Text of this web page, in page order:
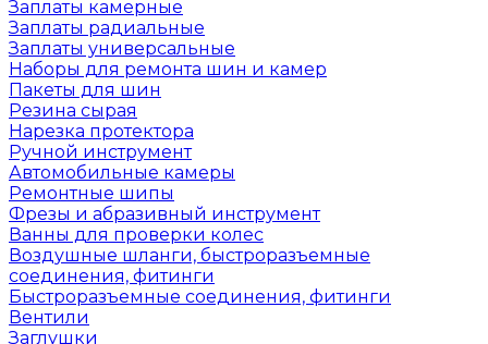
Заплаты камерные
Заплаты радиальные
Заплаты универсальные
Наборы для ремонта шин и камер
Пакеты для шин
Резина сырая
Нарезка протектора
Ручной инструмент
Автомобильные камеры
Ремонтные шипы
Фрезы и абразивный инструмент
Ванны для проверки колес
Воздушные шланги, быстроразъемные
соединения, фитинги
Быстроразъемные соединения, фитинги
Вентили
Заглушки